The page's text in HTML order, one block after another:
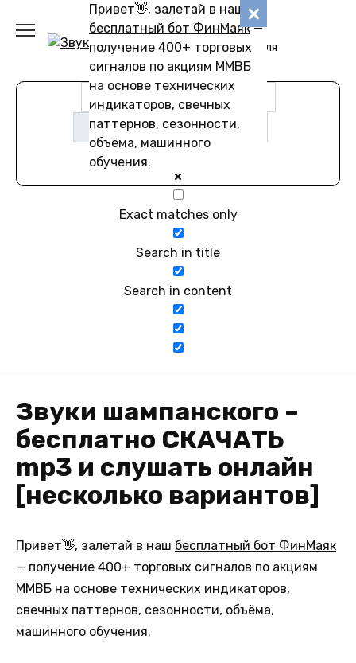
Привет👋, залетай в наш
бесплатный бот ФинМаяк—
получение 400+ торговых
сигналов по акциям ММВБ
на основе технических
индикаторов, свечных
паттернов, сезонности,
объёма, машинного
обучения.
содержанию
Звуковику
Коллекции звуков для
скачивания
Exact matches only
Search in title
Search in content
Звуки шампанского –
бесплатно СКАЧАТЬ
mp3 и слушать онлайн
[несколько вариантов]
Привет👋, залетай в наш бесплатный бот ФинМаяк
— получение 400+ торговых сигналов по акциям
ММВБ на основе технических индикаторов,
свечных паттернов, сезонности, объёма,
машинного обучения.